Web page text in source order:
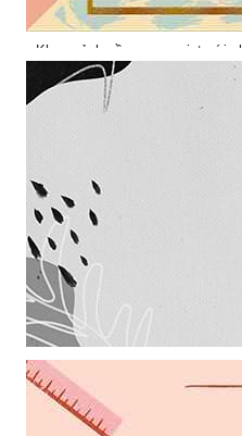
Khung ảnh nền powerpoint với
Khung ảnh nền powerpoint màu